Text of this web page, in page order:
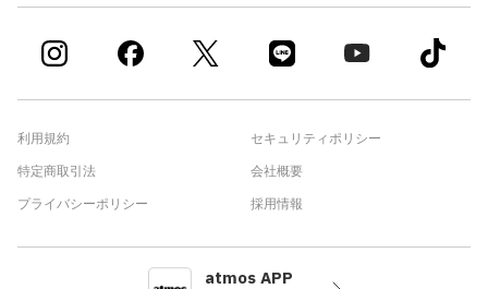
利用規約
特定商取引法
プライバシーポリシー
セキュリティポリシー
会社概要
採用情報
atmos APP